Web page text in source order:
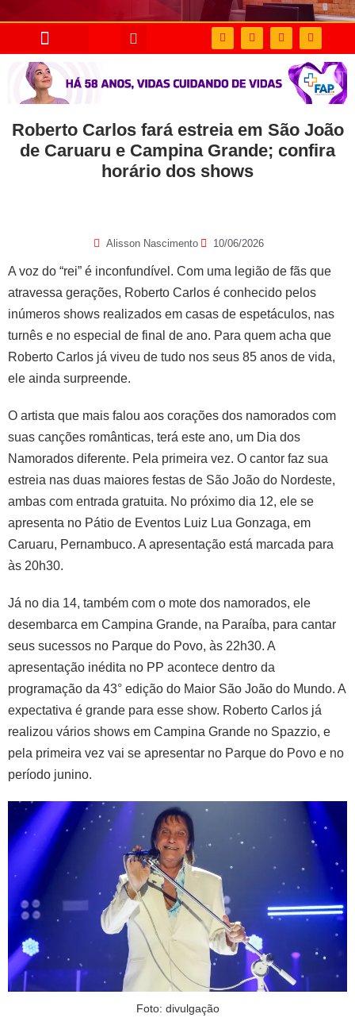
Roberto Carlos fará estreia em São João
de Caruaru e Campina Grande; confira
horário dos shows
Alisson Nascimento 10/06/2026
A voz do “rei” é inconfundível. Com uma legião de fãs que
atravessa gerações, Roberto Carlos é conhecido pelos
inúmeros shows realizados em casas de espetáculos, nas
turnês e no especial de final de ano. Para quem acha que
Roberto Carlos já viveu de tudo nos seus 85 anos de vida,
ele ainda surpreende.
O artista que mais falou aos corações dos namorados com
suas canções românticas, terá este ano, um Dia dos
Namorados diferente. Pela primeira vez. O cantor faz sua
estreia nas duas maiores festas de São João do Nordeste,
ambas com entrada gratuita. No próximo dia 12, ele se
apresenta no Pátio de Eventos Luiz Lua Gonzaga, em
Caruaru, Pernambuco. A apresentação está marcada para
às 20h30.
Já no dia 14, também com o mote dos namorados, ele
desembarca em Campina Grande, na Paraíba, para cantar
seus sucessos no Parque do Povo, às 22h30. A
apresentação inédita no PP acontece dentro da
programação da 43° edição do Maior São João do Mundo. A
expectativa é grande para esse show. Roberto Carlos já
realizou vários shows em Campina Grande no Spazzio, e
pela primeira vez vai se apresentar no Parque do Povo e no
período junino.
Foto: divulgação